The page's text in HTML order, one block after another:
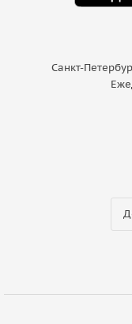
Санкт-